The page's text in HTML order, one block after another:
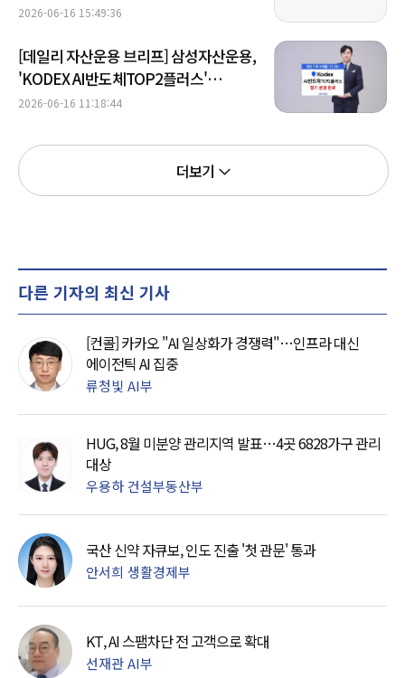
2026-06-16 15:49:36
[데일리 자산운용 브리프] 삼성자산운용,
'KODEX AI반도체TOP2플러스'
SK스퀘어 편입…순자산 4조원 돌파 外
2026-06-16 11:18:44
더보기
다른 기자의 최신 기사
[컨콜] 카카오 "AI 일상화가 경쟁력"…인프라 대신
에이전틱 AI 집중
류청빛 AI부
HUG, 8월 미분양 관리지역 발표…4곳 6828가구 관리
대상
우용하 건설부동산부
국산 신약 자큐보, 인도 진출 '첫 관문' 통과
안서희 생활경제부
KT, AI 스팸차단 전 고객으로 확대
선재관 AI부